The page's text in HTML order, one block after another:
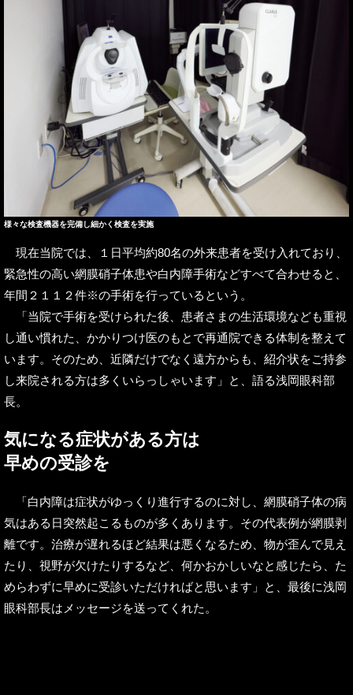
様々な検査機器を完備し細かく検査を実施
現在当院では、１日平均約80名の外来患者を受け入れており、
緊急性の高い網膜硝子体患や白内障手術などすべて合わせると、
年間２１１２件※の手術を行っているという。
「当院で手術を受けられた後、患者さまの生活環境なども重視
し通い慣れた、かかりつけ医のもとで再通院できる体制を整えて
います。そのため、近隣だけでなく遠方からも、紹介状をご持参
し来院される方は多くいらっしゃいます」と、語る浅岡眼科部
長。
気になる症状がある方は
早めの受診を
「白内障は症状がゆっくり進行するのに対し、網膜硝子体の病
気はある日突然起こるものが多くあります。その代表例が網膜剥
離です。治療が遅れるほど結果は悪くなるため、物が歪んで見え
たり、視野が欠けたりするなど、何かおかしいなと感じたら、た
めらわずに早めに受診いただければと思います」と、最後に浅岡
眼科部長はメッセージを送ってくれた。